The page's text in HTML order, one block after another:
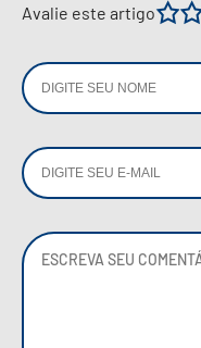
Avalie este artigo 1